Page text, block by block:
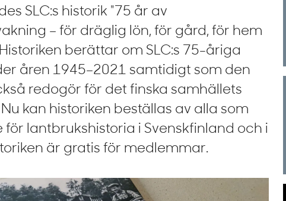
SLC:s historik "75 år av
– för dräglig lön, för gård, för hem
berättar om SLC:s 75-åriga
åren 1945–2021 samtidigt som den
redogör för det finska samhällets
kan historiken beställas av alla som
för lantbrukshistoria i Svenskfinland och i
är gratis för medlemmar.